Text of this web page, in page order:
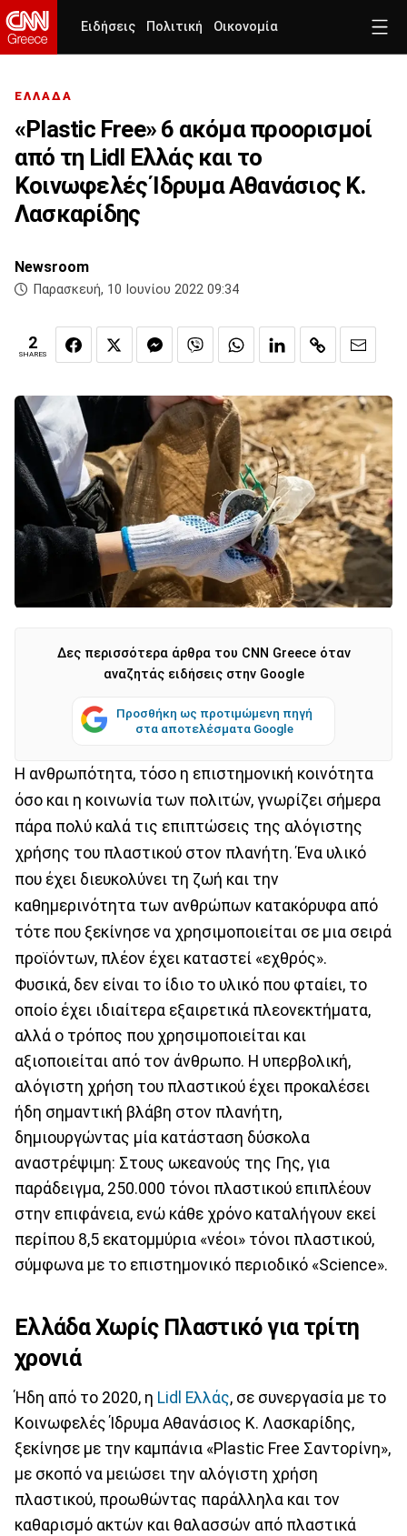
Ειδήσεις Πολιτική Οικονομία
ΕΛΛΑΔΑ
«Plastic Free» 6 ακόμα προορισμοί
από τη Lidl Ελλάς και το
Κοινωφελές Ίδρυμα Αθανάσιος Κ.
Λασκαρίδης
Newsroom
Παρασκευή, 10 Ιουνίου 2022 09:34
2
SHARES
Δες περισσότερα άρθρα του CNN Greece όταν
αναζητάς ειδήσεις στην Google
Προσθήκη ως προτιμώμενη πηγή
στα αποτελέσματα Google
Η ανθρωπότητα, τόσο η επιστημονική κοινότητα
όσο και η κοινωνία των πολιτών, γνωρίζει σήμερα
πάρα πολύ καλά τις επιπτώσεις της αλόγιστης
χρήσης του πλαστικού στον πλανήτη. Ένα υλικό
που έχει διευκολύνει τη ζωή και την
καθημερινότητα των ανθρώπων κατακόρυφα από
τότε που ξεκίνησε να χρησιμοποιείται σε μια σειρά
προϊόντων, πλέον έχει καταστεί «εχθρός».
Φυσικά, δεν είναι το ίδιο το υλικό που φταίει, το
οποίο έχει ιδιαίτερα εξαιρετικά πλεονεκτήματα,
αλλά ο τρόπος που χρησιμοποιείται και
αξιοποιείται από τον άνθρωπο. Η υπερβολική,
αλόγιστη χρήση του πλαστικού έχει προκαλέσει
ήδη σημαντική βλάβη στον πλανήτη,
δημιουργώντας μία κατάσταση δύσκολα
αναστρέψιμη: Στους ωκεανούς της Γης, για
παράδειγμα, 250.000 τόνοι πλαστικού επιπλέουν
στην επιφάνεια, ενώ κάθε χρόνο καταλήγουν εκεί
περίπου 8,5 εκατομμύρια «νέοι» τόνοι πλαστικού,
σύμφωνα με το επιστημονικό περιοδικό «Science».
Ελλάδα Χωρίς Πλαστικό για τρίτη
χρονιά
Ήδη από το 2020, η Lidl Ελλάς, σε συνεργασία με το
Κοινωφελές Ίδρυμα Αθανάσιος Κ. Λασκαρίδης,
ξεκίνησε με την καμπάνια «Plastic Free Σαντορίνη»,
με σκοπό να μειώσει την αλόγιστη χρήση
πλαστικού, προωθώντας παράλληλα και τον
καθαρισμό ακτών και θαλασσών από πλαστικά